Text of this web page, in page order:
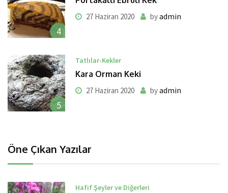
4
27 Haziran 2020 byadmin
5
Tatlılar-Kekler
Kara Orman Keki
27 Haziran 2020 byadmin
Öne Çıkan Yazılar
Hafif Şeyler ve Diğerleri